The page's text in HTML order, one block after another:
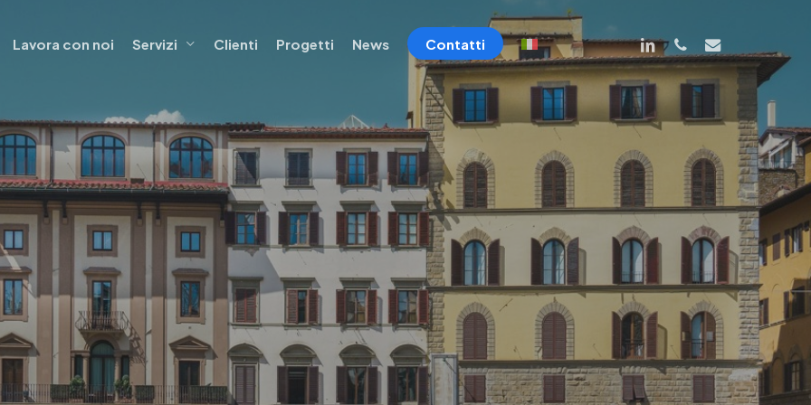
Lavora con noi Servizi
di offerta
energia
EPC (Contratto di
energetica)
management
pubblico-privato (PPP)
soft
Progettazione
Progettazione impiantistica
Progettazione Edile
Progettazione BIM
Servizi tecnici
Certificazioni energetiche (APE)
Monitoraggio consumi energetici
Energy manager
Clienti Progetti News Contatti linkedinphoneemail